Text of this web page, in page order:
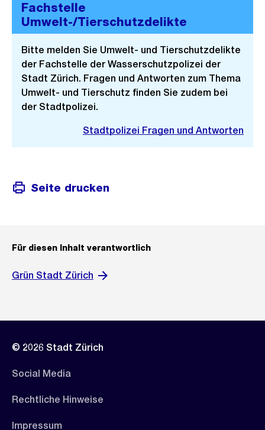
Fachstelle
Umwelt-/Tierschutzdelikte
Bitte melden Sie Umwelt- und Tierschutzdelikte
der Fachstelle der Wasserschutzpolizei der
Stadt Zürich. Fragen und Antworten zum Thema
Umwelt- und Tierschutz finden Sie zudem bei
der Stadtpolizei.
Stadtpolizei Fragen und Antworten
Seite drucken
Für diesen Inhalt verantwortlich
Grün Stadt Zürich
© 2026 Stadt Zürich
Social Media
Rechtliche Hinweise
Impressum